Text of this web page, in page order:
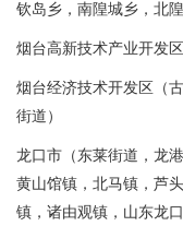
钦岛乡，南隍城乡，北隍
烟台高新技术产业开发
烟台经济技术开发区（
街道）
龙口市（东莱街道，龙
黄山馆镇，北马镇，芦
镇，诸由观镇，山东龙